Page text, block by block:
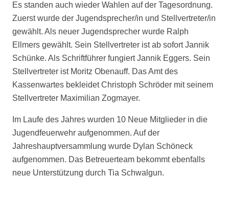
Es standen auch wieder Wahlen auf der Tagesordnung.
Zuerst wurde der Jugendsprecher/in und Stellvertreter/in
gewählt. Als neuer Jugendsprecher wurde Ralph
Ellmers gewählt. Sein Stellvertreter ist ab sofort Jannik
Schünke. Als Schriftführer fungiert Jannik Eggers. Sein
Stellvertreter ist Moritz Obenauff. Das Amt des
Kassenwartes bekleidet Christoph Schröder mit seinem
Stellvertreter Maximilian Zogmayer.
Im Laufe des Jahres wurden 10 Neue Mitglieder in die
Jugendfeuerwehr aufgenommen. Auf der
Jahreshauptversammlung wurde Dylan Schöneck
aufgenommen. Das Betreuerteam bekommt ebenfalls
neue Unterstützung durch Tia Schwalgun.